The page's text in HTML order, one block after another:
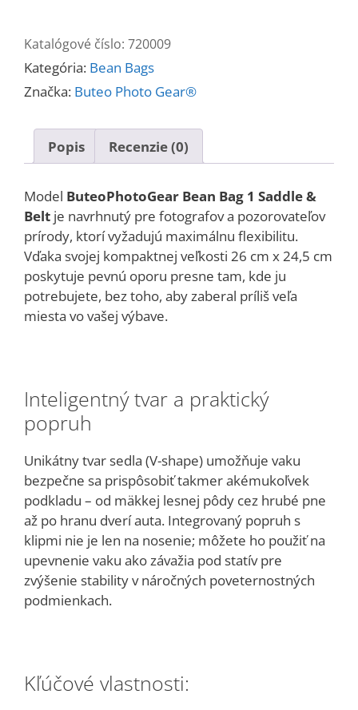
1
Saddle
&
Katalógové číslo: 720009
Kategória: Bean Bags
Značka: Buteo Photo Gear®
Popis Recenzie (0)
Model ButeoPhotoGear Bean Bag 1 Saddle &
Belt je navrhnutý pre fotografov a pozorovateľov
prírody, ktorí vyžadujú maximálnu flexibilitu.
Vďaka svojej kompaktnej veľkosti 26 cm x 24,5 cm
poskytuje pevnú oporu presne tam, kde ju
potrebujete, bez toho, aby zaberal príliš veľa
miesta vo vašej výbave.
Inteligentný tvar a praktický
popruh
Unikátny tvar sedla (V-shape) umožňuje vaku
bezpečne sa prispôsobiť takmer akémukoľvek
podkladu – od mäkkej lesnej pôdy cez hrubé pne
až po hranu dverí auta. Integrovaný popruh s
klipmi nie je len na nosenie; môžete ho použiť na
upevnenie vaku ako závažia pod statív pre
zvýšenie stability v náročných poveternostných
podmienkach.
Kľúčové vlastnosti: